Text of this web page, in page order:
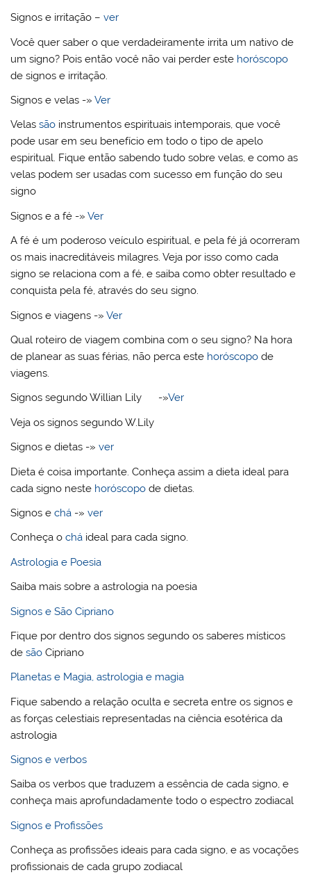
Signos e irritação –ver
Você quer saber o que verdadeiramente irrita um nativo de
um signo? Pois então você não vai perder este horóscopo
de signos e irritação.
Signos e velas -»Ver
Velassão instrumentos espirituais intemporais, que você
pode usar em seu benefício em todo o tipo de apelo
espiritual. Fique então sabendo tudo sobre velas, e como as
velas podem ser usadas com sucesso em função do seu
signo
Signos e a fé -»Ver
A fé é um poderoso veículo espiritual, e pela fé já ocorreram
os mais inacreditáveis milagres. Veja por isso como cada
signo se relaciona com a fé, e saiba como obter resultado e
conquista pela fé, através do seu signo.
Signos e viagens -»Ver
Qual roteiro de viagem combina com o seu signo? Na hora
de planear as suas férias, não perca este horóscopo de
viagens.
Signos segundo Willian Lily -»Ver
Veja os signos segundo W.Lily
Signos e dietas -»ver
Dieta é coisa importante. Conheça assim a dieta ideal para
cada signo neste horóscopo de dietas.
Signos echá -»ver
Conheça ochá ideal para cada signo.
Astrologia e Poesia
Saiba mais sobre a astrologia na poesia
Signos e São Cipriano
Fique por dentro dos signos segundo os saberes místicos
desão Cipriano
Planetas e Magia, astrologia e magia
Fique sabendo a relação oculta e secreta entre os signos e
as forças celestiais representadas na ciência esotérica da
astrologia
Signos e verbos
Saiba os verbos que traduzem a essência de cada signo, e
conheça mais aprofundadamente todo o espectro zodiacal
Signos e Profissões
Conheça as profissões ideais para cada signo, e as vocações
profissionais de cada grupo zodiacal